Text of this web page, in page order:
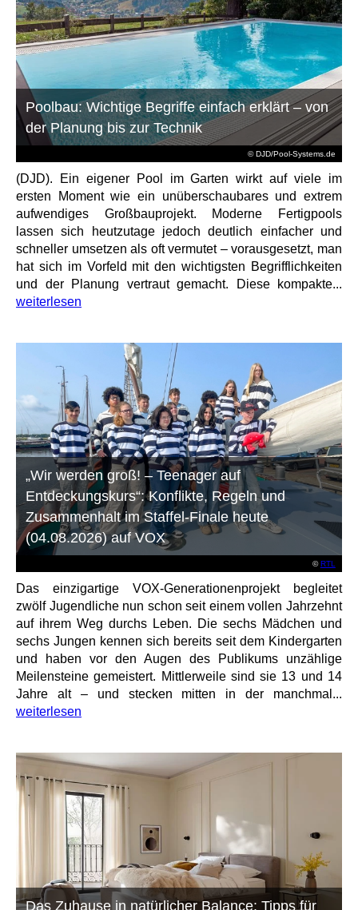
© DJD/Pool-Systems.de
Poolbau: Wichtige Begriffe einfach erklärt – von
der Planung bis zur Technik
(DJD). Ein eigener Pool im Garten wirkt auf viele im
ersten Moment wie ein unüberschaubares und extrem
aufwendiges Großbauprojekt. Moderne Fertigpools
lassen sich heutzutage jedoch deutlich einfacher und
schneller umsetzen als oft vermutet – vorausgesetzt, man
hat sich im Vorfeld mit den wichtigsten Begrifflichkeiten
und der Planung vertraut gemacht. Diese kompakte...
weiterlesen
©RTL
„Wir werden groß! – Teenager auf
Entdeckungskurs“: Konflikte, Regeln und
Zusammenhalt im Staffel-Finale heute
(04.08.2026) auf VOX
Das einzigartige VOX-Generationenprojekt begleitet
zwölf Jugendliche nun schon seit einem vollen Jahrzehnt
auf ihrem Weg durchs Leben. Die sechs Mädchen und
sechs Jungen kennen sich bereits seit dem Kindergarten
und haben vor den Augen des Publikums unzählige
Meilensteine gemeistert. Mittlerweile sind sie 13 und 14
Jahre alt – und stecken mitten in der manchmal...
weiterlesen
Das Zuhause in natürlicher Balance: Tipps für